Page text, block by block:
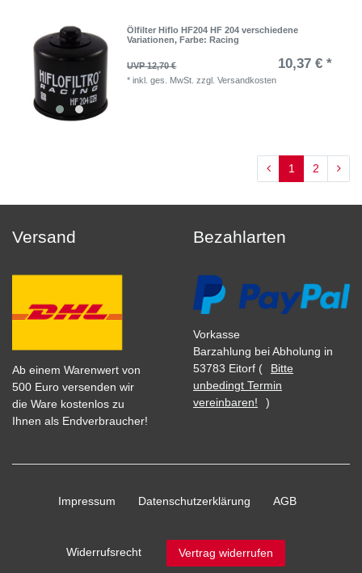
Ölfilter Hiflo HF204 HF 204 verschiedene
Variationen, Farbe: Racing
UVP 12,70 € 10,37 € *
*inkl. ges. MwSt. zzgl.Versandkosten
1 2
Versand
Ab einem Warenwert von
500 Euro versenden wir
die Ware kostenlos zu
Ihnen als Endverbraucher!
Bezahlarten
Vorkasse
Barzahlung bei Abholung in
53783 Eitorf (
Bitte
unbedingt Termin
vereinbaren!
)
Impressum Daten­schutz­erklärung AGB
Widerrufs­recht Vertrag widerrufen